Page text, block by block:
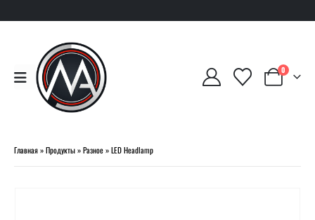
0
Главная»Продукты»Разное»LED Headlamp